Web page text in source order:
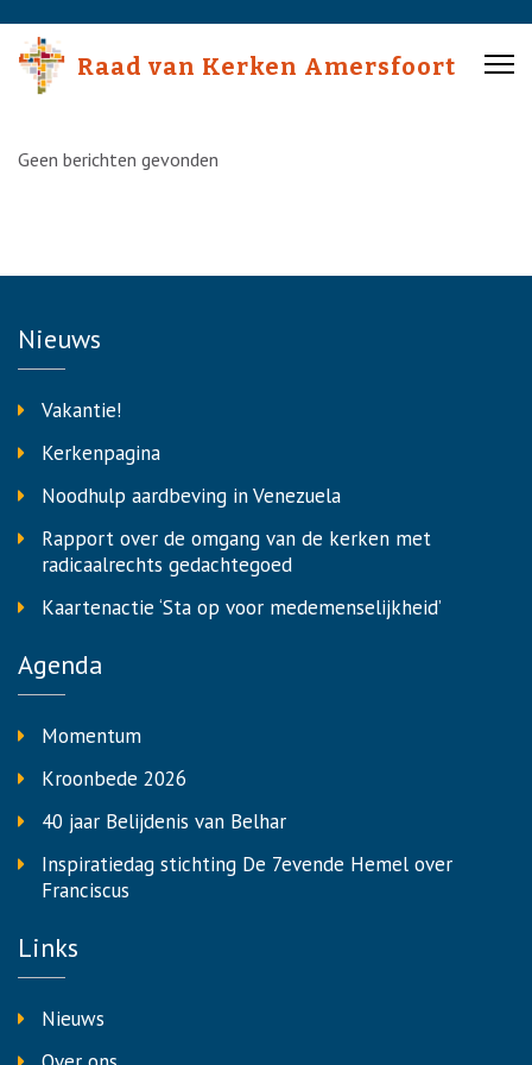
content
Enter)
Raad van Kerken Amersfoort
Geen berichten gevonden
Nieuws
Vakantie!
Kerkenpagina
Noodhulp aardbeving in Venezuela
Rapport over de omgang van de kerken met
radicaalrechts gedachtegoed
Kaartenactie ‘Sta op voor medemenselijkheid’
Agenda
Momentum
Kroonbede 2026
40 jaar Belijdenis van Belhar
Inspiratiedag stichting De 7evende Hemel over
Franciscus
Links
Nieuws